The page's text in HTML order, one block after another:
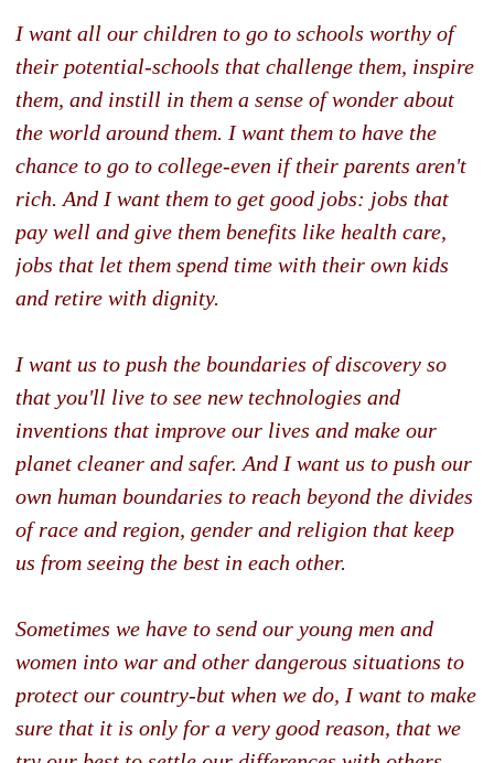
I want all our children to go to schools worthy of
their potential-schools that challenge them, inspire
them, and instill in them a sense of wonder about
the world around them. I want them to have the
chance to go to college-even if their parents aren't
rich. And I want them to get good jobs: jobs that
pay well and give them benefits like health care,
jobs that let them spend time with their own kids
and retire with dignity.
I want us to push the boundaries of discovery so
that you'll live to see new technologies and
inventions that improve our lives and make our
planet cleaner and safer. And I want us to push our
own human boundaries to reach beyond the divides
of race and region, gender and religion that keep
us from seeing the best in each other.
Sometimes we have to send our young men and
women into war and other dangerous situations to
protect our country-but when we do, I want to make
sure that it is only for a very good reason, that we